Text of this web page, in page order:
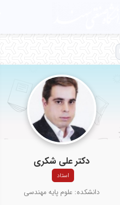
دکتر علی شکری
استاد
دانشکده: علوم پایه مهندسی